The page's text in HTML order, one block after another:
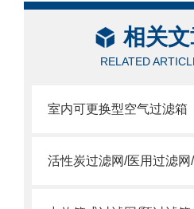
相关
RELATED
活性炭过滤网/医用过滤网